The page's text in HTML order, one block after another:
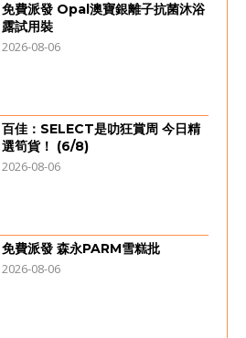
免費派發 Opal澳寶銀離子抗菌沐浴
露試用裝
2026-08-06
百佳：SELECT是叻狂賞周 今日精
選筍貨！ (6/8)
2026-08-06
免費派發 森永PARM雪糕批
2026-08-06